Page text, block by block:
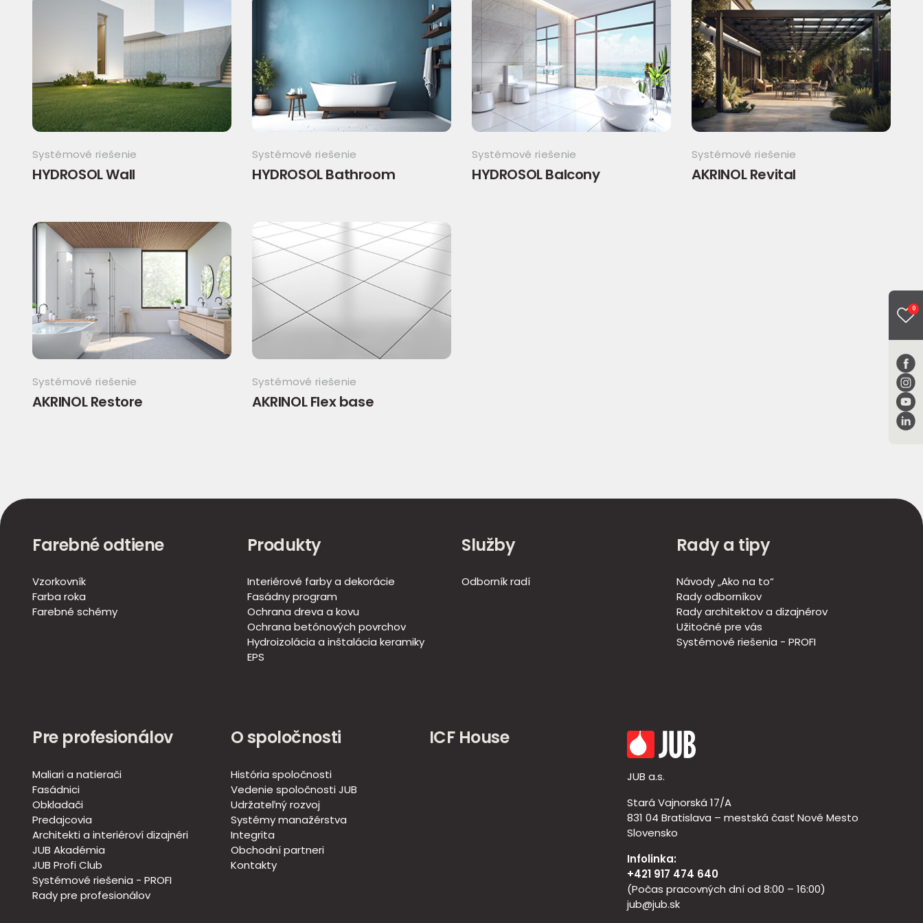
0
Systémové riešenie
HYDROSOL Wall
Systémové riešenie
HYDROSOL Bathroom
Systémové riešenie
HYDROSOL Balcony
Systémové riešenie
AKRINOL Revital
Systémové riešenie
AKRINOL Restore
Systémové riešenie
AKRINOL Flex base
Farebné odtiene
Vzorkovník
Farba roka
Farebné schémy
Produkty
Interiérové farby a dekorácie
Fasádny program
Ochrana dreva a kovu
Ochrana betónových povrchov
Hydroizolácia a inštalácia keramiky
EPS
Služby
Odborník radí
Rady a tipy
Návody „Ako na to“
Rady odborníkov
Rady architektov a dizajnérov
Užitočné pre vás
Systémové riešenia - PROFI
Pre profesionálov
Maliari a natierači
Fasádnici
Obkladači
Predajcovia
Architekti a interiéroví dizajnéri
JUB Akadémia
JUB Profi Club
Systémové riešenia - PROFI
Rady pre profesionálov
O spoločnosti
História spoločnosti
Vedenie spoločnosti JUB
Udržateľný rozvoj
Systémy manažérstva
Integrita
Obchodní partneri
Kontakty
ICF House
JUB a.s.
Stará Vajnorská 17/A
831 04 Bratislava – mestská časť Nové Mesto
Slovensko
Infolinka:
+421 917 474 640
(Počas pracovných dní od 8:00 – 16:00)
jub@jub.sk